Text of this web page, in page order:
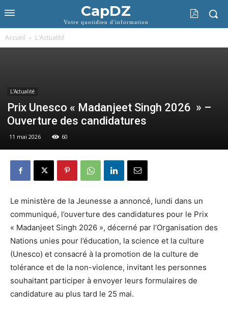
CapDZ
Votre quotidien d'information
Accueil L'Actualité
L'Actualité
Prix Unesco « Madanjeet Singh 2026 » –
Ouverture des candidatures
11 mai 2026 60
Le ministère de la Jeunesse a annoncé, lundi dans un
communiqué, l’ouverture des candidatures pour le Prix
« Madanjeet Singh 2026 », décerné par l’Organisation des
Nations unies pour l’éducation, la science et la culture
(Unesco) et consacré à la promotion de la culture de
tolérance et de la non-violence, invitant les personnes
souhaitant participer à envoyer leurs formulaires de
candidature au plus tard le 25 mai.